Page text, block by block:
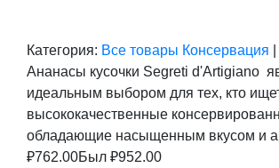
Категория: Все товары Консервация
Ананасы кусочки Segreti d'Artigiano
идеальным выбором для тех, кто
высококачественные
обладающие насыщенным вкусом и
₽762.00Был ₽952.00